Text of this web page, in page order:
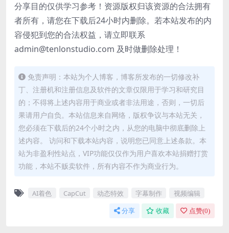
分享目的仅供学习参考！资源版权归该资源的合法拥有
者所有，请您在下载后24小时内删除。若本站发布的内
容侵犯到您的合法权益，请立即联系
admin@tenlonstudio.com 及时做删除处理！
免责声明：本站为个人博客，博客所发布的一切修改补
丁、注册机和注册信息及软件的文章仅限用于学习和研究目
的；不得将上述内容用于商业或者非法用途，否则，一切后
果请用户自负。本站信息来自网络，版权争议与本站无关，
您必须在下载后的24个小时之内，从您的电脑中彻底删除上
述内容。 访问和下载本站内容，说明您已同意上述条款。本
站为非盈利性站点，VIP功能仅仅作为用户喜欢本站捐赠打赏
功能，本站不贩卖软件，所有内容不作为商业行为。
AI着色 CapCut 动态特效 字幕制作 视频编辑
分享 收藏 点赞(0)